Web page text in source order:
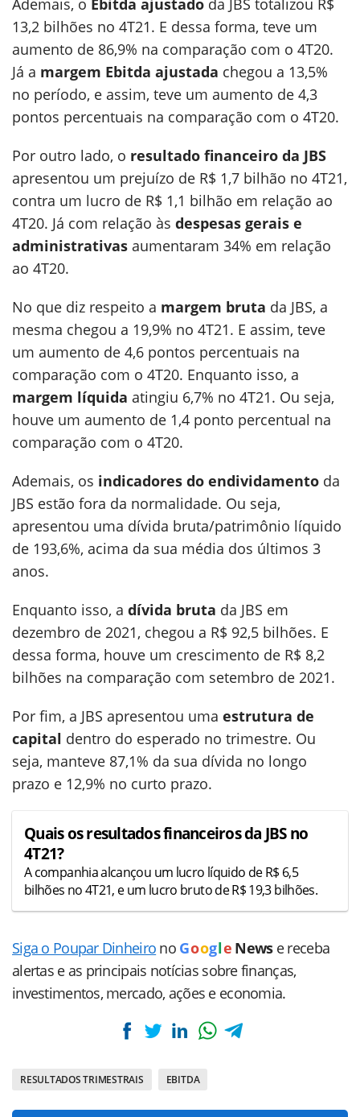
Ademais, o Ebitda ajustado da JBS totalizou R$
13,2 bilhões no 4T21. E dessa forma, teve um
aumento de 86,9% na comparação com o 4T20.
Já a margem Ebitda ajustada chegou a 13,5%
no período, e assim, teve um aumento de 4,3
pontos percentuais na comparação com o 4T20.
Por outro lado, o resultado financeiro da JBS
apresentou um prejuízo de R$ 1,7 bilhão no 4T21,
contra um lucro de R$ 1,1 bilhão em relação ao
4T20. Já com relação às despesas gerais e
administrativas aumentaram 34% em relação
ao 4T20.
No que diz respeito a margem bruta da JBS, a
mesma chegou a 19,9% no 4T21. E assim, teve
um aumento de 4,6 pontos percentuais na
comparação com o 4T20. Enquanto isso, a
margem líquida atingiu 6,7% no 4T21. Ou seja,
houve um aumento de 1,4 ponto percentual na
comparação com o 4T20.
Ademais, os indicadores do endividamento da
JBS estão fora da normalidade. Ou seja,
apresentou uma dívida bruta/patrimônio líquido
de 193,6%, acima da sua média dos últimos 3
anos.
Enquanto isso, a dívida bruta da JBS em
dezembro de 2021, chegou a R$ 92,5 bilhões. E
dessa forma, houve um crescimento de R$ 8,2
bilhões na comparação com setembro de 2021.
Por fim, a JBS apresentou uma estrutura de
capital dentro do esperado no trimestre. Ou
seja, manteve 87,1% da sua dívida no longo
prazo e 12,9% no curto prazo.
Quais os resultados financeiros da JBS no
4T21?
A companhia alcançou um lucro líquido de R$ 6,5
bilhões no 4T21, e um lucro bruto de R$ 19,3 bilhões.
Siga o Poupar Dinheiro no Goog le News e receba
alertas e as principais notícias sobre finanças,
investimentos, mercado, ações e economia.
RESULTADOS TRIMESTRAIS EBITDA